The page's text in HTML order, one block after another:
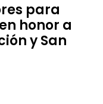
para
honor a
y San